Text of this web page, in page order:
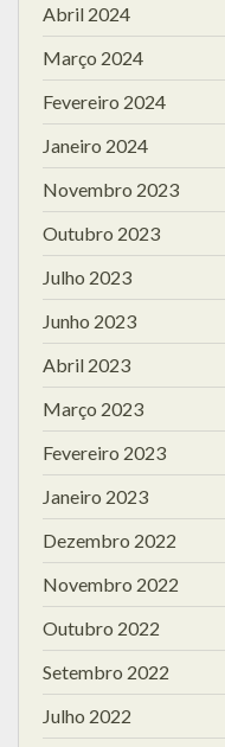
Abril 2024
Março 2024
Fevereiro 2024
Janeiro 2024
Novembro 2023
Outubro 2023
Julho 2023
Junho 2023
Abril 2023
Março 2023
Fevereiro 2023
Janeiro 2023
Dezembro 2022
Novembro 2022
Outubro 2022
Setembro 2022
Julho 2022